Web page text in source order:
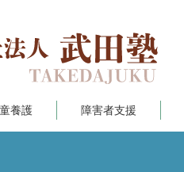
養護 障害者支援